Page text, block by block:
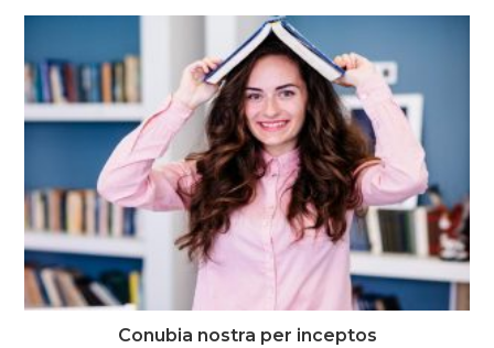
Conubia nostra per inceptos